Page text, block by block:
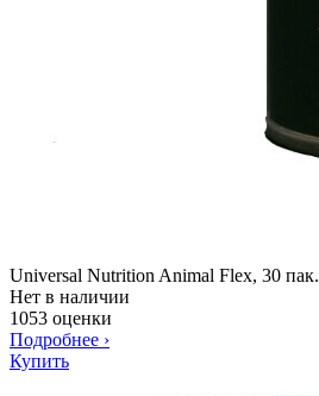
Universal Nutrition Animal Flex, 30 пак.
Нет в наличии
1053 оценки
Подробнее ›
Купить